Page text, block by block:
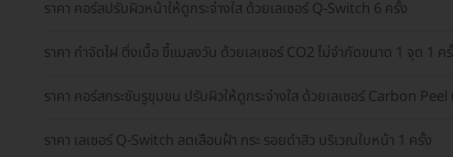
ราคา คอร์สปรับผิวหน้าให้ดูกระจ่างใส ด้วยเลเซอร์ Q-Switch 6 ครั้ง
ราคา กำจัดไฝ ติ่งเนื้อ ขี้แมลงวัน ด้วยเลเซอร์ CO2 ไม่จำกัดขนาด 1 จุด 1 ค
ราคา คอร์สกระชับรูขุมขน ปรับผิวให้ดูกระจ่างใส ด้วยเลเซอร์ Carbon Peel
ราคา เลเซอร์ Q-Switch ลดเลือนฝ้า​ กระ​ รอยดำสิว บริเวณใบหน้า 1 ครั้ง